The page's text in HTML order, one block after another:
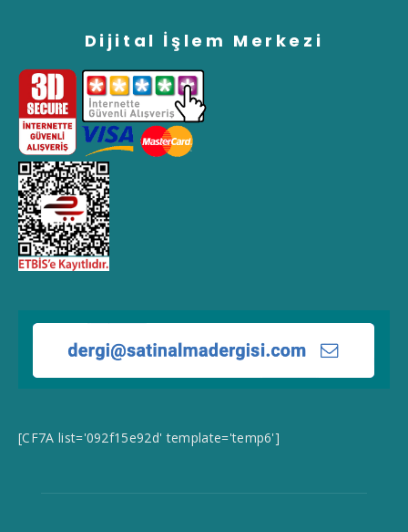
Dijital İşlem Merkezi
[CF7A list='092f15e92d' template='temp6']